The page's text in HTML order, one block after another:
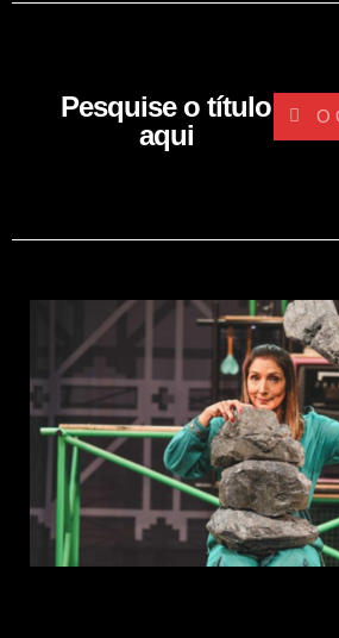
Pesquise o título
aqui